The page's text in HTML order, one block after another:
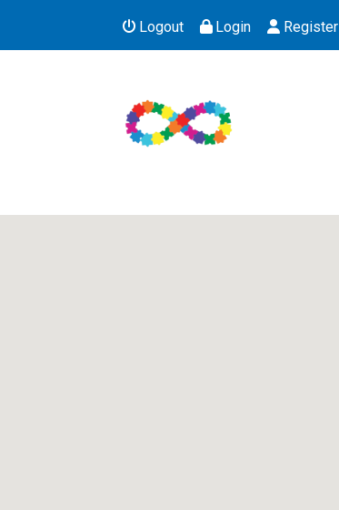
Logout Login Register